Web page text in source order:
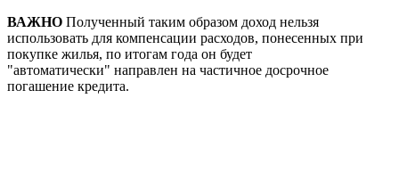
ВАЖНО Полученный таким образом доход нельзя
использовать для компенсации расходов, понесенных при
покупке жилья, по итогам года он будет
"автоматически" направлен на частичное досрочное
погашение кредита.